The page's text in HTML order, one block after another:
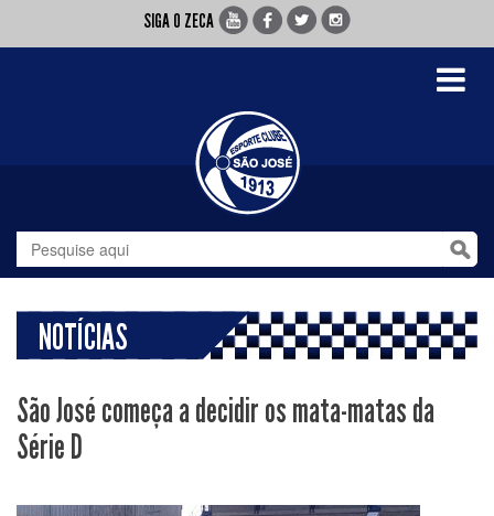
SIGA O ZECA
Toggle
NOTÍCIAS
São José começa a decidir os mata-matas da
Série D